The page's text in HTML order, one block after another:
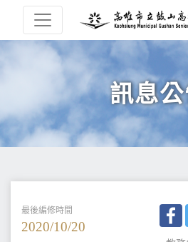
訊息
最後編修時間
2020/10/20